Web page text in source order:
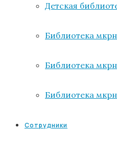
Детская
Библиотека
Библиотека мкрн
Библиотека мкрн
Сотрудники